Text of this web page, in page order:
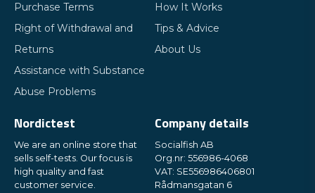
Purchase Terms
Right of Withdrawal and
Returns
Assistance with Substance
Abuse Problems
How It Works
Tips & Advice
About Us
Nordictest
We are an online store that
sells self-tests. Our focus is
high quality and fast
customer service.
Company details
Socialfish AB
Org.nr: 556986-4068
VAT: SE556986406801
Rådmansgatan 6